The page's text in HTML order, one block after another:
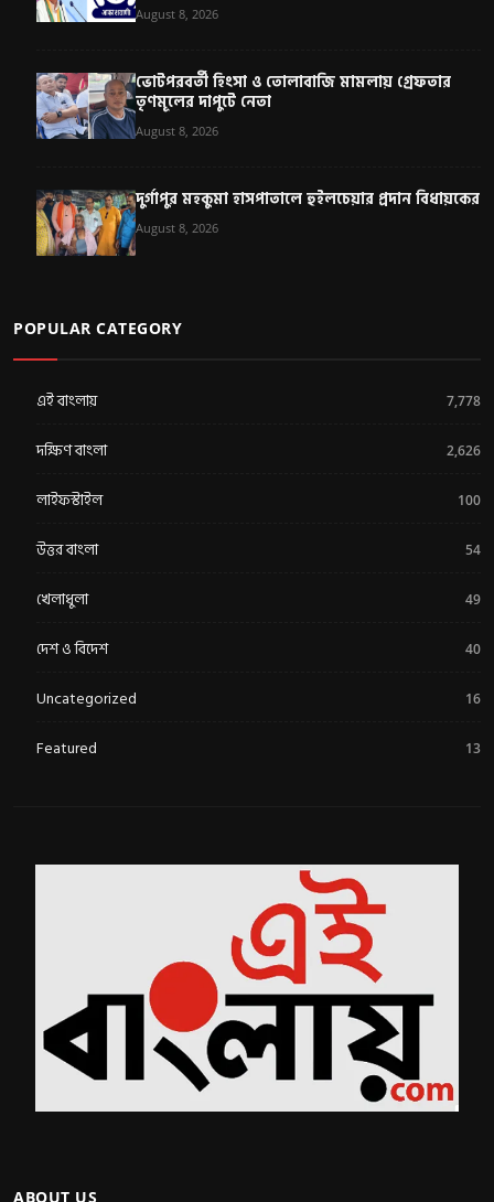
August 8, 2026
ভোটপরবর্তী হিংসা ও তোলাবাজি মামলায় গ্রেফতার
তৃণমূলের দাপুটে নেতা
August 8, 2026
দুর্গাপুর মহকুমা হাসপাতালে হুইলচেয়ার প্রদান বিধায়কের
August 8, 2026
POPULAR CATEGORY
এই বাংলায় 7,778
দক্ষিণ বাংলা 2,626
লাইফস্টাইল 100
উত্তর বাংলা 54
খেলাধুলা 49
দেশ ও বিদেশ 40
Uncategorized 16
Featured 13
ABOUT US